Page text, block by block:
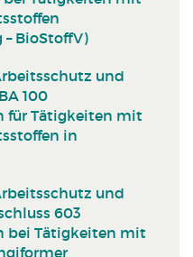
BioStoffV)
und
100
für Tätigkeiten mit
in
und
603
bei Tätigkeiten mit